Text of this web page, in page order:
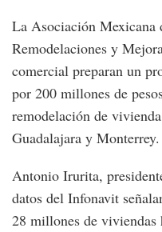
La Asociación Mexicana
Remodelaciones y
comercial preparan un
por 200 millones de
remodelación de
Guadalajara y Monterrey.
Antonio Irurita,
datos del Infonavit
28 millones de viviendas